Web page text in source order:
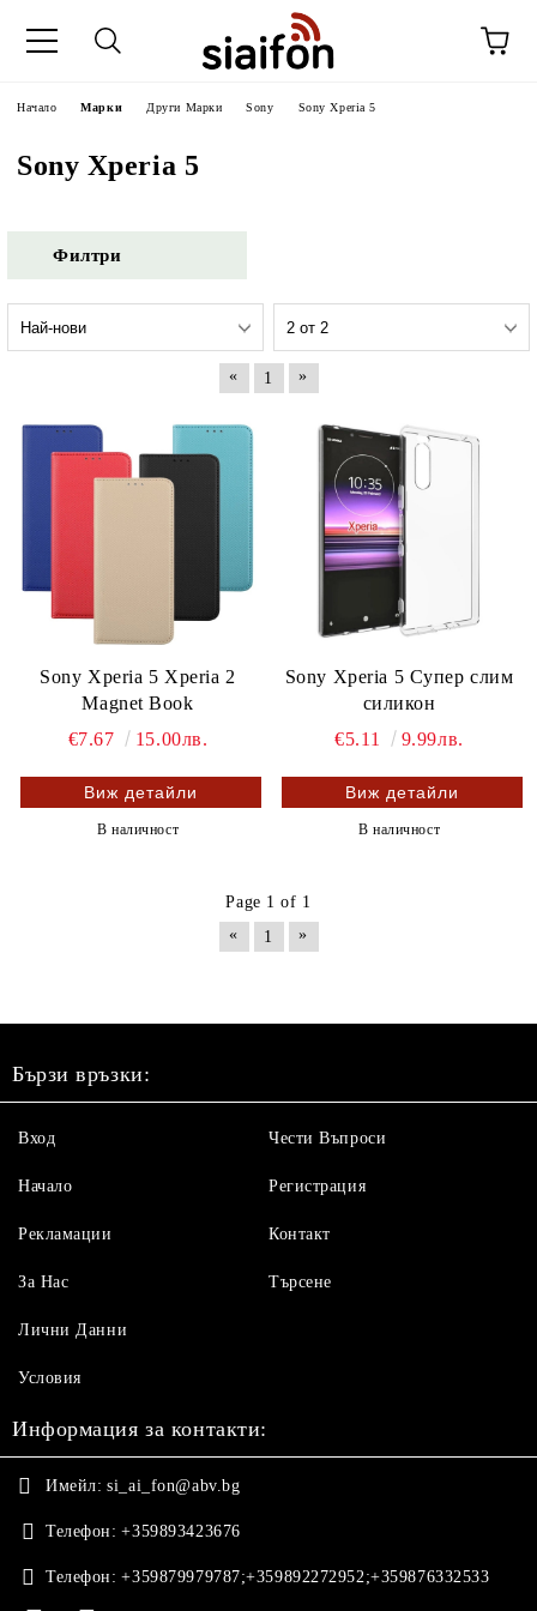
Начало Марки Други Марки Sony Sony Xperia 5
Sony Xperia 5
Филтри
« 1 »
Sony Xperia 5 Xperia 2
Magnet Book
€7.67
15.00лв.
Виж детайли
В наличност
Sony Xperia 5 Супер слим
силикон
€5.11
9.99лв.
Виж детайли
В наличност
Page 1 of 1
«
1 »
Бързи връзки:
Вход
Начало
Рекламации
За Нас
Чести Въпроси
Регистрация
Контакт
Търсене
Лични Данни
Условия
Информация за контакти:
Имейл: si_ai_fon@abv.bg
Телефон: +359893423676
Телефон: +359879979787;+359892272952;+359876332533